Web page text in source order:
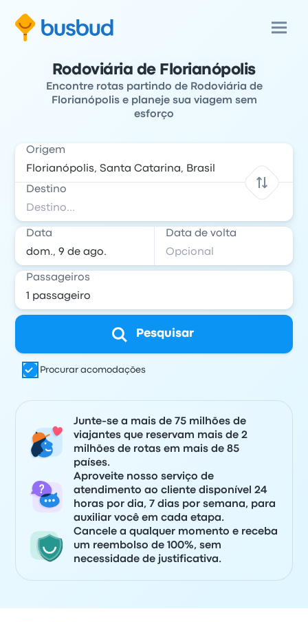
Rodoviária de Florianópolis
Encontre rotas partindo de Rodoviária de
Florianópolis e planeje sua viagem sem
esforço
Origem
Destino
Data Data de volta
Passageiros
Pesquisar
Procurar acomodações
Junte-se a mais de 75 milhões de
viajantes que reservam mais de 2
milhões de rotas em mais de 85
países.
Aproveite nosso serviço de
atendimento ao cliente disponível 24
horas por dia, 7 dias por semana, para
auxiliar você em cada etapa.
Cancele a qualquer momento e receba
um reembolso de 100%, sem
necessidade de justificativa.